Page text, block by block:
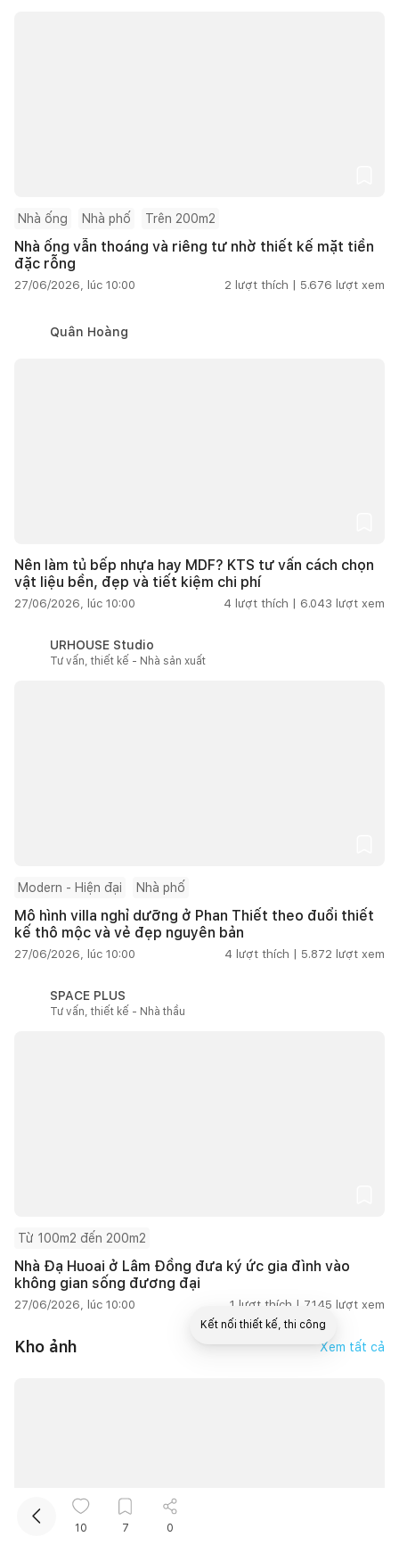
Nhà ống Nhà phố Trên 200m2
Nhà ống vẫn thoáng và riêng tư nhờ thiết kế mặt tiền
đặc rỗng
27/06/2026, lúc 10:00 2 lượt thích | 5.676 lượt xem
Quân Hoàng
Nên làm tủ bếp nhựa hay MDF? KTS tư vấn cách chọn
vật liệu bền, đẹp và tiết kiệm chi phí
27/06/2026, lúc 10:00 4 lượt thích | 6.043 lượt xem
URHOUSE Studio
Tư vấn, thiết kế - Nhà sản xuất
Modern - Hiện đại Nhà phố
Mô hình villa nghỉ dưỡng ở Phan Thiết theo đuổi thiết
kế thô mộc và vẻ đẹp nguyên bản
27/06/2026, lúc 10:00 4 lượt thích | 5.872 lượt xem
SPACE PLUS
Tư vấn, thiết kế - Nhà thầu
Từ 100m2 đến 200m2
Nhà Đạ Huoai ở Lâm Đồng đưa ký ức gia đình vào
không gian sống đương đại
27/06/2026, lúc 10:00 1 lượt thích | 7.145 lượt xem
Kho ảnh Xem tất cả
10 7 0
Kết nối thiết kế, thi công